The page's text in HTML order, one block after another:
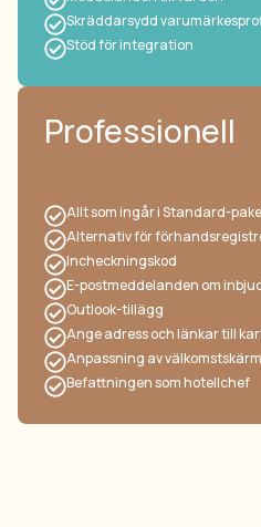
Skräddarsydd
Stöd för integration
Professionell
Allt som ingår i Standard-
Alternativ för
Incheckningskod
E-postmeddelanden om
Outlook-tillägg
Ange adress och länkar till
Anpassning av
Befattningen som hotellchef